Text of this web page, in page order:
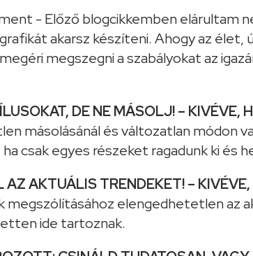
DE NE MÁSOLJ! – KIVÉVE,
másolásánál és változatlan módon
csak egyes részeket ragadunk ki és
AZ AKTUÁLIS TRENDEKET! –
megszólításához elengedhetetlen az
ide tartoznak.